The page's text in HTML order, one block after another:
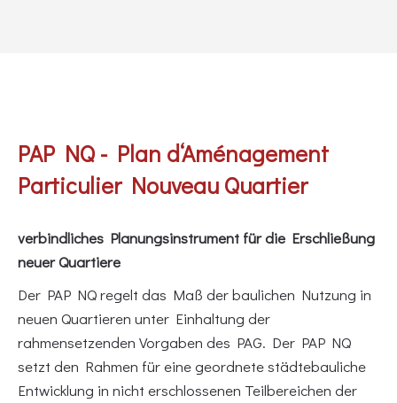
PAP NQ - Plan d‘Aménagement
Particulier Nouveau Quartier
verbindliches Planungsinstrument für die Erschließung
neuer Quartiere
Der PAP NQ regelt das Maß der baulichen Nutzung in
neuen Quartieren unter Einhaltung der
rahmensetzenden Vorgaben des PAG. Der PAP NQ
setzt den Rahmen für eine geordnete städtebauliche
Entwicklung in nicht erschlossenen Teilbereichen der